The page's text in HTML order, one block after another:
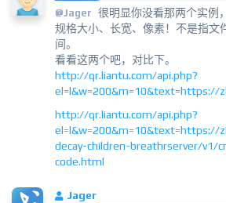
@Jager 很明显你没看那两个实例
规格大小、长宽、像素！不是指文
间。
看看这两个吧，对比下。
http://qr.liantu.com/api.php?
el=l&w=200&m=10&text=https://
http://qr.liantu.com/api.php?
el=l&w=200&m=10&text=https://
decay-children-breathrserver/v1/
code.html
Jager